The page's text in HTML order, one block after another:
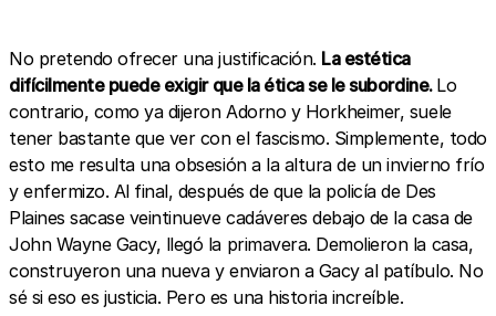
No pretendo ofrecer una justificación. La estética
difícilmente puede exigir que la ética se le subordine. Lo
contrario, como ya dijeron Adorno y Horkheimer, suele
tener bastante que ver con el fascismo. Simplemente, todo
esto me resulta una obsesión a la altura de un invierno frío
y enfermizo. Al final, después de que la policía de Des
Plaines sacase veintinueve cadáveres debajo de la casa de
John Wayne Gacy, llegó la primavera. Demolieron la casa,
construyeron una nueva y enviaron a Gacy al patíbulo. No
sé si eso es justicia. Pero es una historia increíble.